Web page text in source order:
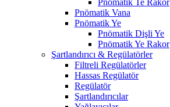
Pnömatik Vana
Pnömatik Ye
Pnömatik Dişli Ye
Pnömatik Ye Rakor
Şartlandırıcı & Regülatörler
Filtreli Regülatörler
Hassas Regülatör
Regülatör
Şartlandırıcılar